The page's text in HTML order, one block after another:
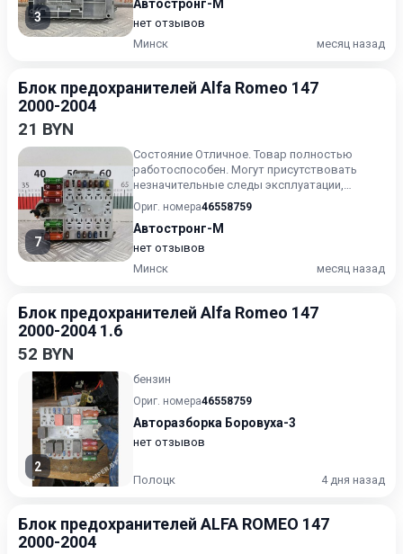
3
Автостронг-М
нет отзывов
Минск
месяц назад
Блок предохранителей Alfa Romeo 147
2000-2004
21 BYN
7
Состояние Отличное. Товар полностью
работоспособен. Могут присутствовать
незначительные следы эксплуатации,
царапины на лакокрасочном покрыт...
Ориг. номера46558759
Автостронг-М
нет отзывов
Минск
месяц назад
Блок предохранителей Alfa Romeo 147
2000-2004 1.6
52 BYN
2
бензин
Ориг. номера46558759
Авторазборка Боровуха-3
нет отзывов
Полоцк 4 дня назад
Блок предохранителей ALFA ROMEO 147
2000-2004